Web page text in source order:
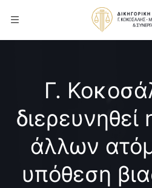
Γ.
άλλων
υπόθεση